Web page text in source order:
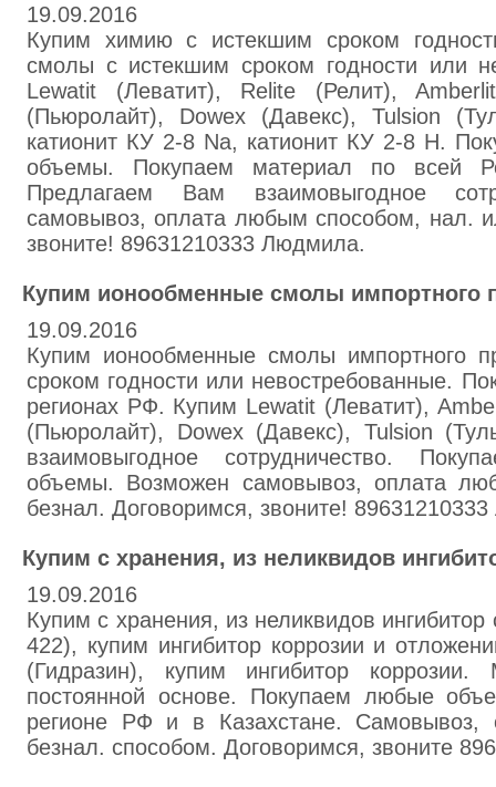
19.09.2016
Купим химию с истекшим сроком
смолы с истекшим сроком годности или
Lewatit (Леватит), Relite (Релит),
(Пьюролайт), Dowex (Давекс), Tulsion
катионит КУ 2-8 Na, катионит КУ 2-8 Н.
объемы. Покупаем материал по всей
Предлагаем Вам взаимовыгодное
самовывоз, оплата любым способом, нал.
звоните! 89631210333 Людмила.
Купим ионообменные смолы импортного
19.09.2016
Купим ионообменные смолы импортного
сроком годности или невостребованные.
регионах РФ. Купим Lewatit (Леватит),
(Пьюролайт), Dowex (Давекс), Tulsion
взаимовыгодное сотрудничество.
объемы. Возможен самовывоз, оплата
безнал. Договоримся, звоните!
Купим с хранения, из неликвидов
19.09.2016
Купим с хранения, из неликвидов
422), купим ингибитор коррозии и
(Гидразин), купим ингибитор
постоянной основе. Покупаем любые
регионе РФ и в Казахстане.
безнал. способом. Договоримся, звоните